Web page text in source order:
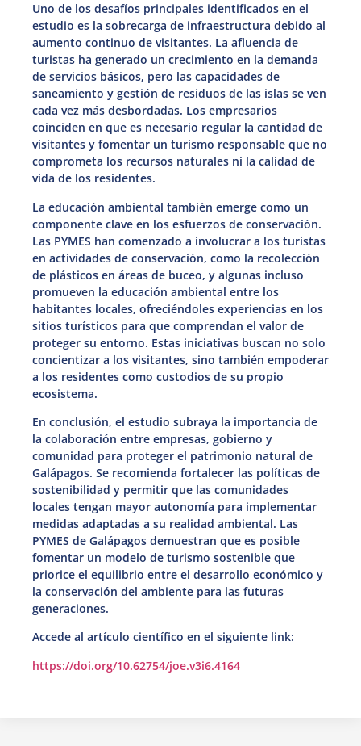
Uno de los desafíos principales identificados en el
estudio es la sobrecarga de infraestructura debido al
aumento continuo de visitantes. La afluencia de
turistas ha generado un crecimiento en la demanda
de servicios básicos, pero las capacidades de
saneamiento y gestión de residuos de las islas se ven
cada vez más desbordadas. Los empresarios
coinciden en que es necesario regular la cantidad de
visitantes y fomentar un turismo responsable que no
comprometa los recursos naturales ni la calidad de
vida de los residentes.
La educación ambiental también emerge como un
componente clave en los esfuerzos de conservación.
Las PYMES han comenzado a involucrar a los turistas
en actividades de conservación, como la recolección
de plásticos en áreas de buceo, y algunas incluso
promueven la educación ambiental entre los
habitantes locales, ofreciéndoles experiencias en los
sitios turísticos para que comprendan el valor de
proteger su entorno. Estas iniciativas buscan no solo
concientizar a los visitantes, sino también empoderar
a los residentes como custodios de su propio
ecosistema.
En conclusión, el estudio subraya la importancia de
la colaboración entre empresas, gobierno y
comunidad para proteger el patrimonio natural de
Galápagos. Se recomienda fortalecer las políticas de
sostenibilidad y permitir que las comunidades
locales tengan mayor autonomía para implementar
medidas adaptadas a su realidad ambiental. Las
PYMES de Galápagos demuestran que es posible
fomentar un modelo de turismo sostenible que
priorice el equilibrio entre el desarrollo económico y
la conservación del ambiente para las futuras
generaciones.
Accede al artículo científico en el siguiente link:
https://doi.org/10.62754/joe.v3i6.4164